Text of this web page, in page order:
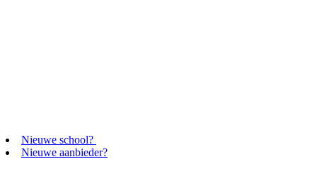
Nieuwe school?
Nieuwe aanbieder?